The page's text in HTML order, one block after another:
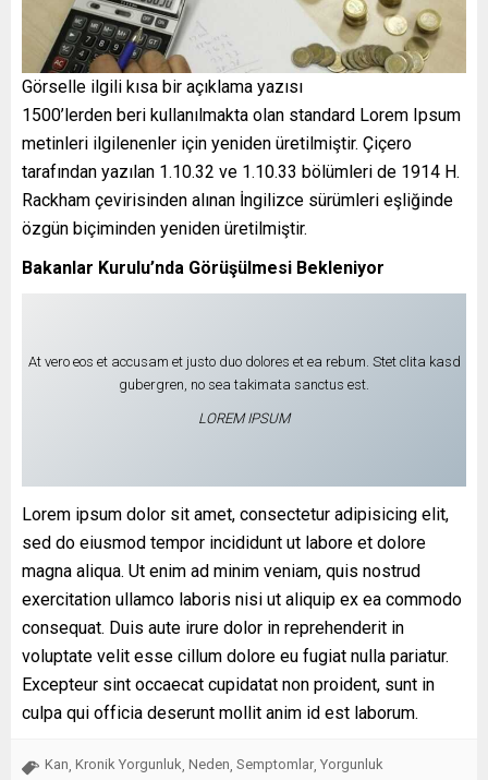
Görselle ilgili kısa bir açıklama yazısı
1500’lerden beri kullanılmakta olan standard Lorem Ipsum
metinleri ilgilenenler için yeniden üretilmiştir. Çiçero
tarafından yazılan 1.10.32 ve 1.10.33 bölümleri de 1914 H.
Rackham çevirisinden alınan İngilizce sürümleri eşliğinde
özgün biçiminden yeniden üretilmiştir.
Bakanlar Kurulu’nda Görüşülmesi Bekleniyor
At vero eos et accusam et justo duo dolores et ea rebum. Stet clita kasd
gubergren, no sea takimata sanctus est.
LOREM IPSUM
Lorem ipsum dolor sit amet, consectetur adipisicing elit,
sed do eiusmod tempor incididunt ut labore et dolore
magna aliqua. Ut enim ad minim veniam, quis nostrud
exercitation ullamco laboris nisi ut aliquip ex ea commodo
consequat. Duis aute irure dolor in reprehenderit in
voluptate velit esse cillum dolore eu fugiat nulla pariatur.
Excepteur sint occaecat cupidatat non proident, sunt in
culpa qui officia deserunt mollit anim id est laborum.
Kan Kronik Yorgunluk Neden Semptomlar Yorgunluk